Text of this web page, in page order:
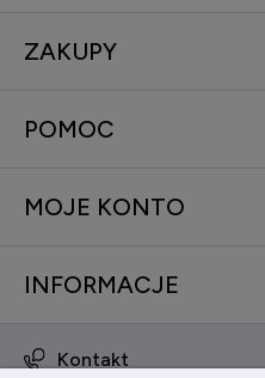
ZAKUPY
POMOC
MOJE KONTO
INFORMACJE
Kontakt